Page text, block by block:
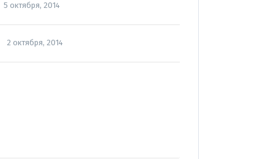
5 октября, 2014
2 октября, 2014